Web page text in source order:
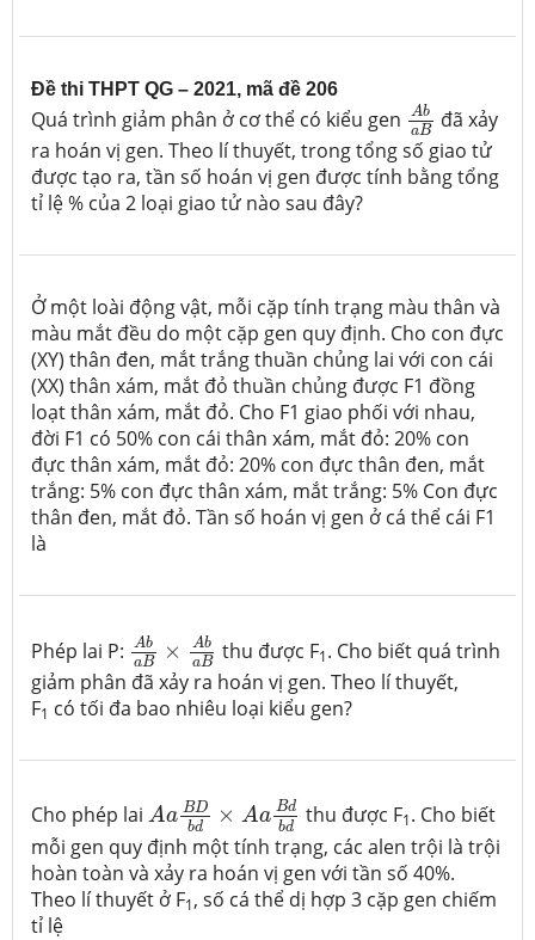
Đề thi THPT QG – 2021, mã đề 206
Quá trình giảm phân ở cơ thể có kiểu gen Ab
aB
Ab B
đã xảy
ra hoán vị gen. Theo lí thuyết, trong tổng số giao tử
được tạo ra, tần số hoán vị gen được tính bằng tổng
tỉ lệ % của 2 loại giao tử nào sau đây?
Ở một loài động vật, mỗi cặp tính trạng màu thân và
màu mắt đều do một cặp gen quy định. Cho con đực
(XY) thân đen, mắt trắng thuần chủng lai với con cái
(XX) thân xám, mắt đỏ thuần chủng được F1 đồng
loạt thân xám, mắt đỏ. Cho F1 giao phối với nhau,
đời F1 có 50% con cái thân xám, mắt đỏ: 20% con
đực thân xám, mắt đỏ: 20% con đực thân đen, mắt
trắng: 5% con đực thân xám, mắt trắng: 5% Con đực
thân đen, mắt đỏ. Tần số hoán vị gen ở cá thể cái F1
là
Phép lai P: Ab
aB × Ab
aB
Ab ×A a
thu được F1. Cho biết quá trình
giảm phân đã xảy ra hoán vị gen. Theo lí thuyết,
F1 có tối đa bao nhiêu loại kiểu gen?
Cho phép lai Aa BD
bd × Aa Bd
bd
A BDb A Bd b
thu được F1. Cho biết
mỗi gen quy định một tính trạng, các alen trội là trội
hoàn toàn và xảy ra hoán vị gen với tần số 40%.
Theo lí thuyết ở F1, số cá thể dị hợp 3 cặp gen chiếm
tỉ lệ